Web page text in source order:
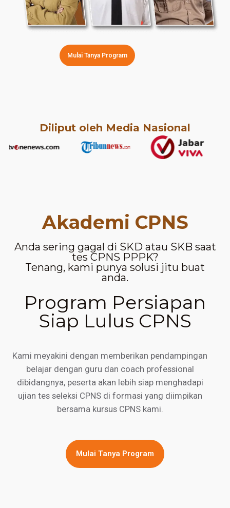
Mulai Tanya Program
Diliput oleh Media Nasional
Akademi CPNS
Anda sering gagal di SKD atau SKB saat
tes CPNS PPPK?
Tenang, kami punya solusi jitu buat
anda.
Program Persiapan
Siap Lulus CPNS
Kami meyakini dengan memberikan pendampingan
belajar dengan guru dan coach professional
dibidangnya, peserta akan lebih siap menghadapi
ujian tes seleksi CPNS di formasi yang diimpikan
bersama kursus CPNS kami.
Mulai Tanya Program